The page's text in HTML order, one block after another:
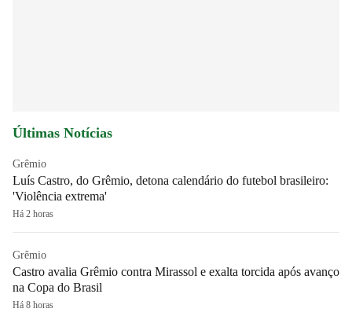
Últimas Notícias
Grêmio
Luís Castro, do Grêmio, detona calendário do futebol brasileiro:
'Violência extrema'
Há 2 horas
Grêmio
Castro avalia Grêmio contra Mirassol e exalta torcida após avanço
na Copa do Brasil
Há 8 horas